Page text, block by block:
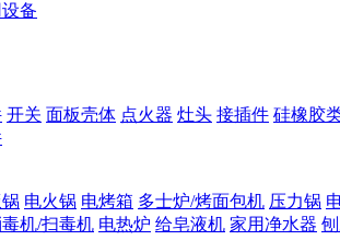
备
开关 面板壳体 点火器 灶头 接插件 硅橡胶
电火锅 电烤箱 多士炉/烤面包机 压力锅
机/扫毒机 电热炉 给皂液机 家用净水器